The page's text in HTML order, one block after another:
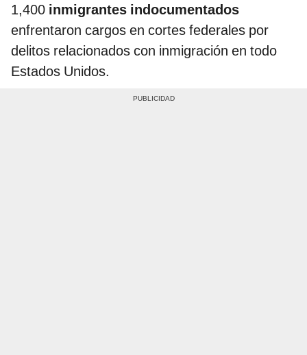
1,400 inmigrantes indocumentados
enfrentaron cargos en cortes federales por
delitos relacionados con inmigración en todo
Estados Unidos.